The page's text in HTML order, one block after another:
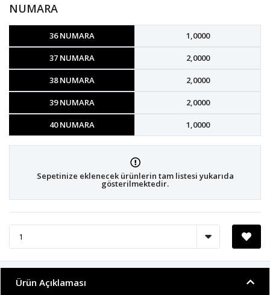
NUMARA
36 NUMARA 1,0000
37 NUMARA 2,0000
38 NUMARA 2,0000
39 NUMARA 2,0000
40 NUMARA 1,0000
Sepetinize eklenecek ürünlerin tam listesi yukarıda
gösterilmektedir.
Ürün Açıklaması